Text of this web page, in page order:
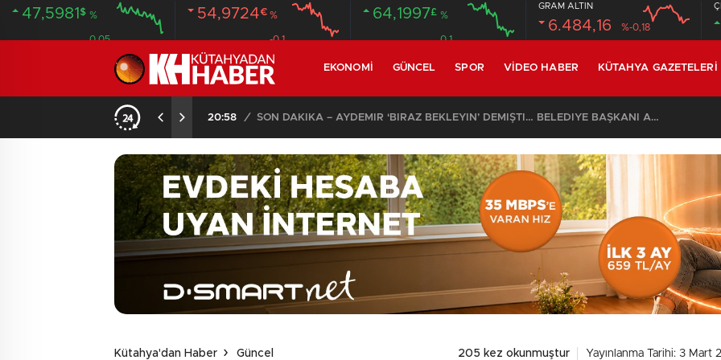
47,5981 $ %
0.05
54,9724€ %
-0.1
64,1997£ %
0.1
GRAM ALTIN
6.484,16 %-0,18
EKONOMI GÜNCEL SPOR VIDEO HABER KÜTAHYA GAZETELERI
20:58 / SON DAKİKA – AYDEMİR ‘BİRAZ BEKLEYİN’ DEMİŞTİ… BELEDİYE BAŞKANI AK PARTİ’YE GEÇİYOR
Kütahya'dan Haber Güncel 205 kez okunmuştur Yayınlanma Tarihi: 3 Mart